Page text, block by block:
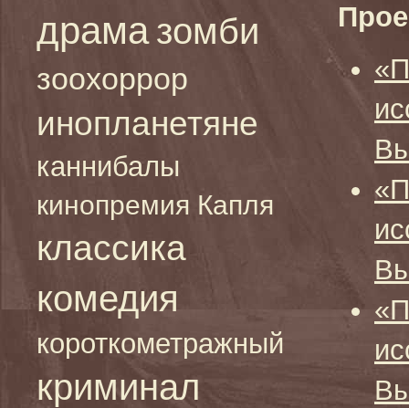
драма зомби
зоохоррор
инопланетяне
каннибалы
кинопремия Капля
классика
комедия
короткометражный
криминал